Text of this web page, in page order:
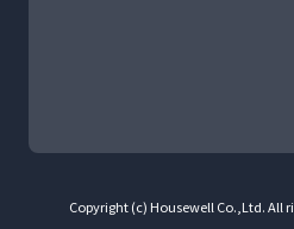
Copyright (c) Housewell Co.,Ltd. All